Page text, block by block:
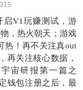
启V1玩赚测试，游
，热火朝天；游戏
热！再不关注真out
再关注核心数据，
宙研报第一篇之
钱包注册之后，最